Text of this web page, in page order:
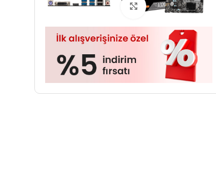
Tam boyut için tıklayın